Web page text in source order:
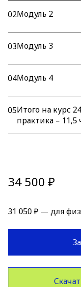
02Модуль 2
03Модуль 3
04Модуль 4
05Итого на курс
практика – 11,5
34 500 ₽
31 050 ₽ — для